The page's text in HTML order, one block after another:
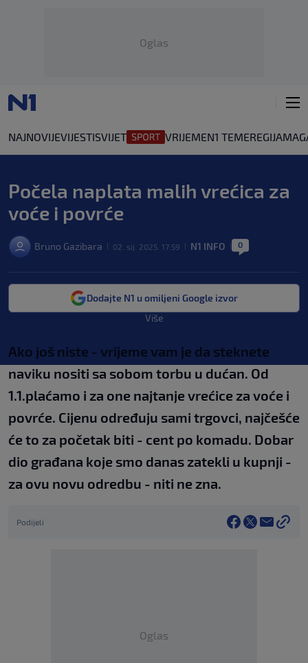
Oglas
NAJNOVIJEVIJESTISVIJET VRIJEMEN1 TEMEREGIJA
Počela naplata malih vrećica za
voće i povrće
Bruno Gazibara 02. sij. 2025. 17:59 N1 INFO 0
Dodajte N1 u omiljeni Google izvor
Više
Ako još niste - vrijeme vam je da steknete
naviku nositi sa sobom torbu u dućan. Od
1.1.plaćamo i za one najtanje vrećice za voće i
povrće. Cijenu određuju sami trgovci, najčešće
će to za početak biti - cent po komadu. Dobar
dio građana koje smo danas zatekli u kupnji -
za ovu novu odredbu - niti ne zna.
Podijeli
Oglas